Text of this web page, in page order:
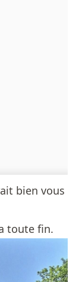
bien vous
toute fin.